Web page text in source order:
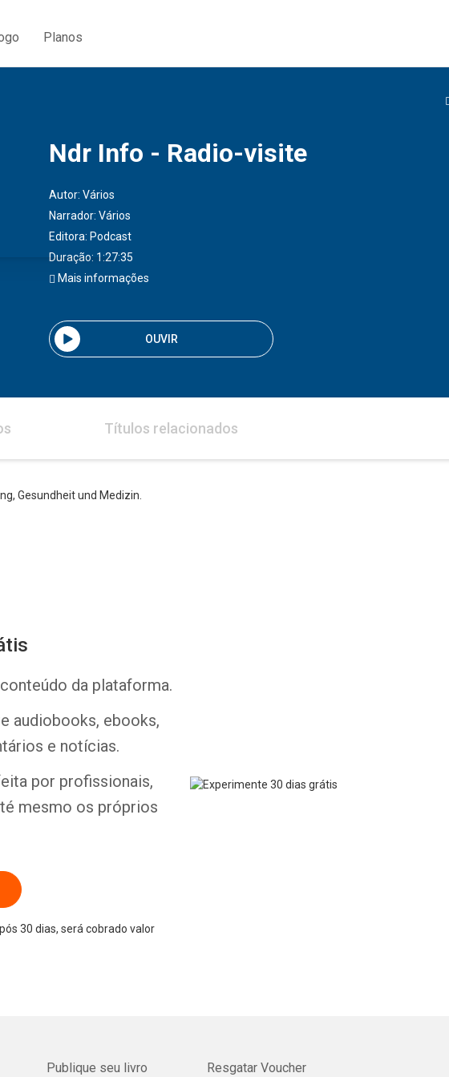
Planos
Ndr Info - Radio-visite
Autor: Vários
Narrador: Vários
Editora: Podcast
Duração: 1:27:35
Mais informações
OUVIR
Títulos relacionados
Gesundheit und Medizin.
da plataforma.
audiobooks, ebooks,
e notícias.
por profissionais,
mesmo os próprios
30 dias, será cobrado valor
Publique seu livro Resgatar Voucher
Whatsapp Facebook Twitter E-mail